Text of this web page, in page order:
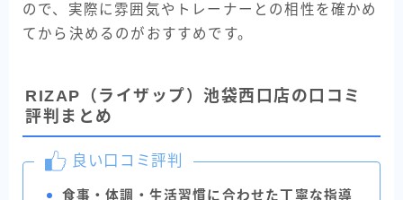
ので、実際に雰囲気やトレーナーとの相性を確かめ
てから決めるのがおすすめです。
RIZAP（ライザップ）池袋西口店の口コミ
評判まとめ
良い口コミ評判
食事・体調・生活習慣に合わせた丁寧な指導
無料カウンセリングを申し込む